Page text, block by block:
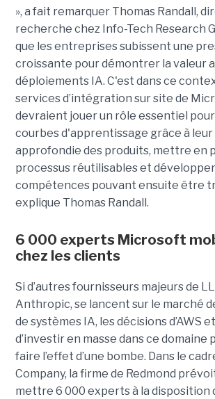
», a fait remarquer Thomas Randall,
recherche chez Info-Tech Research
que les entreprises subissent une
croissante pour démontrer la valeur
déploiements IA. C'est dans ce
services d’intégration sur site de
devraient jouer un rôle essentiel
courbes d'apprentissage grâce à
approfondie des produits, mettre en
processus réutilisables et
compétences pouvant ensuite être
explique Thomas Randall.
6 000 experts Microsoft
chez les clients
Si d’autres fournisseurs majeurs de
Anthropic, se lancent sur le marché
de systèmes IA, les décisions d’AWS
d’investir en masse dans ce
faire l’effet d’une bombe. Dans le
Company, la firme de Redmond
mettre 6 000 experts à la disposition